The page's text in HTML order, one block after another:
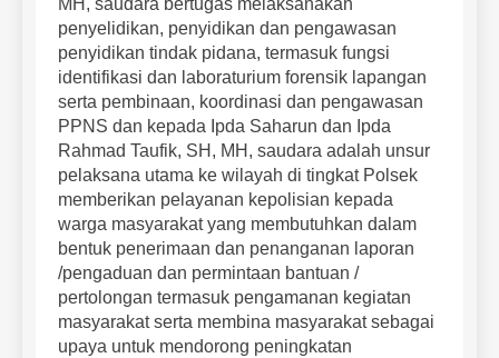
MH, saudara bertugas melaksanakan
penyelidikan, penyidikan dan pengawasan
penyidikan tindak pidana, termasuk fungsi
identifikasi dan laboraturium forensik lapangan
serta pembinaan, koordinasi dan pengawasan
PPNS dan kepada Ipda Saharun dan Ipda
Rahmad Taufik, SH, MH, saudara adalah unsur
pelaksana utama ke wilayah di tingkat Polsek
memberikan pelayanan kepolisian kepada
warga masyarakat yang membutuhkan dalam
bentuk penerimaan dan penanganan laporan
/pengaduan dan permintaan bantuan /
pertolongan termasuk pengamanan kegiatan
masyarakat serta membina masyarakat sebagai
upaya untuk mendorong peningkatan